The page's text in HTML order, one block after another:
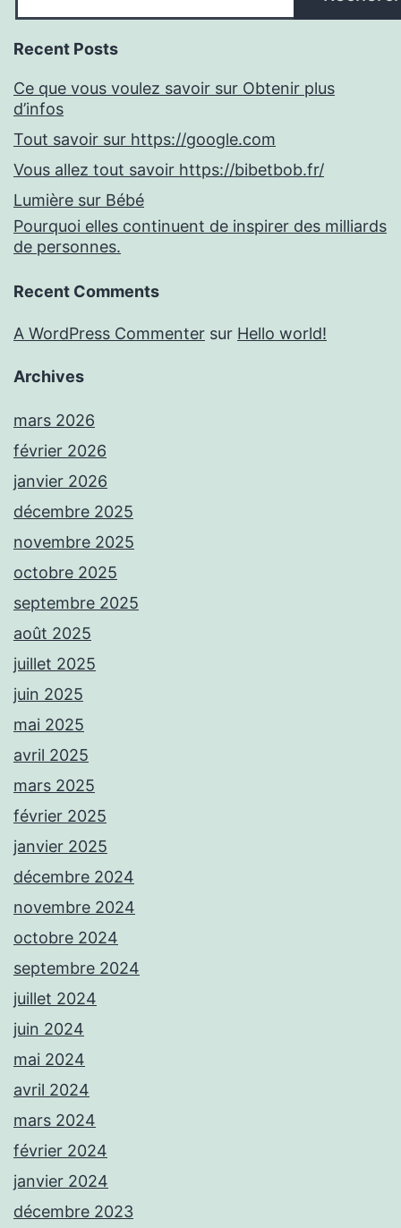
Recent Posts
Ce que vous voulez savoir sur Obtenir plus
d’infos
Tout savoir sur https://google.com
Vous allez tout savoir https://bibetbob.fr/
Lumière sur Bébé
Pourquoi elles continuent de inspirer des milliards
de personnes.
Recent Comments
A WordPress Commenter sur Hello world!
Archives
mars 2026
février 2026
janvier 2026
décembre 2025
novembre 2025
octobre 2025
septembre 2025
août 2025
juillet 2025
juin 2025
mai 2025
avril 2025
mars 2025
février 2025
janvier 2025
décembre 2024
novembre 2024
octobre 2024
septembre 2024
juillet 2024
juin 2024
mai 2024
avril 2024
mars 2024
février 2024
janvier 2024
décembre 2023